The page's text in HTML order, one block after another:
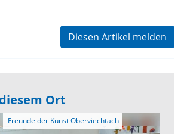
Diesen Artikel melden
Ort
Freunde der Kunst Oberviechtach